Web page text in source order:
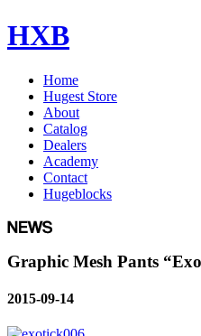
HXB
Home
Hugest Store
About
Catalog
Dealers
Academy
Contact
Hugeblocks
Graphic Mesh Pants
2015-09-14